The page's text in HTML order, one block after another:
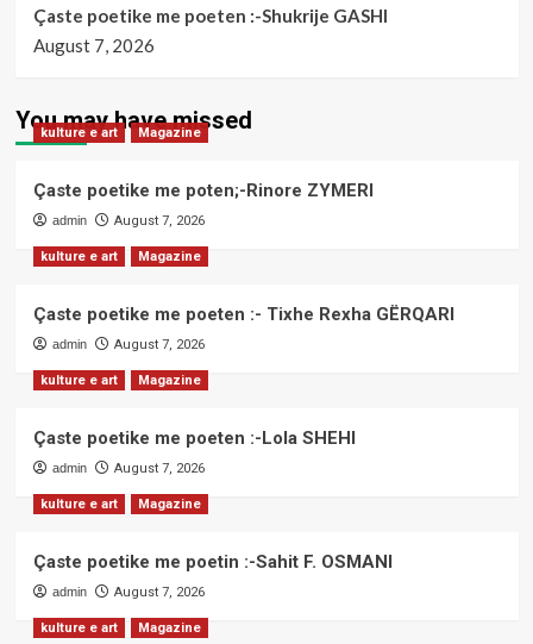
Çaste poetike me poeten :-Shukrije GASHI
August 7, 2026
You may have missed
kulture e art Magazine
Çaste poetike me poten;-Rinore ZYMERI
admin August 7, 2026
kulture e art Magazine
Çaste poetike me poeten :- Tixhe Rexha GËRQARI
admin August 7, 2026
kulture e art Magazine
Çaste poetike me poeten :-Lola SHEHI
admin August 7, 2026
kulture e art Magazine
Çaste poetike me poetin :-Sahit F. OSMANI
admin August 7, 2026
kulture e art Magazine